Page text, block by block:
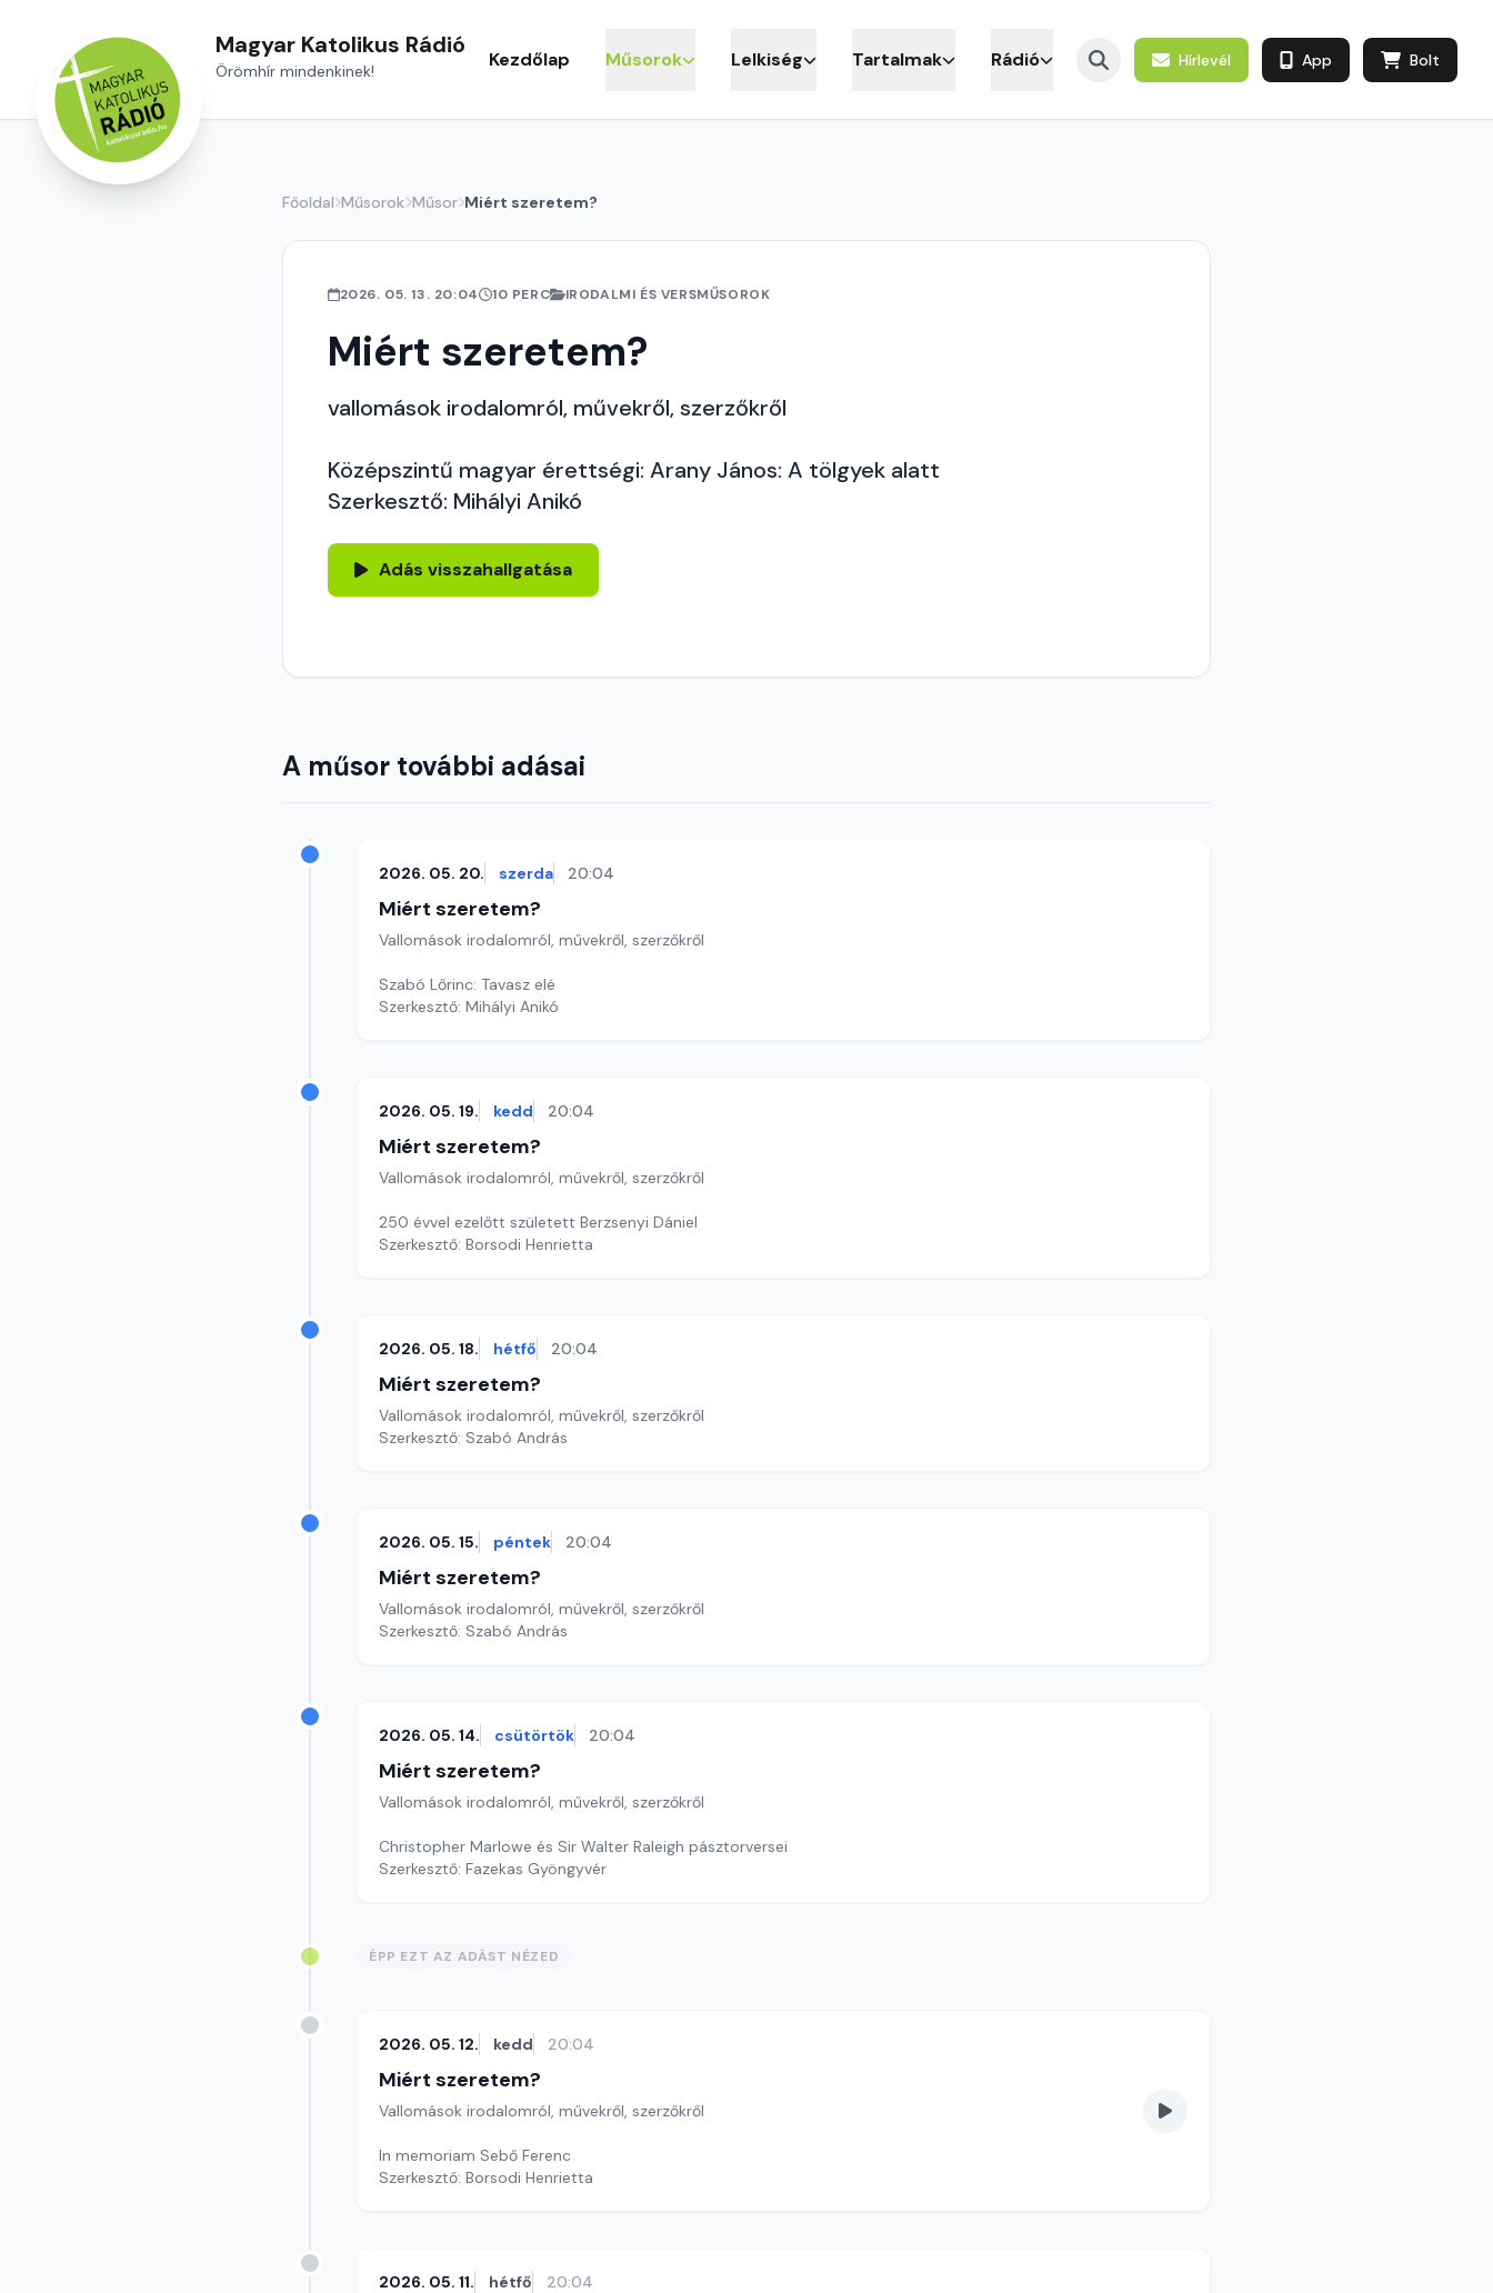
Magyar Katolikus Rádió
Örömhír mindenkinek! Kezdőlap Műsorok Lelkiség Tartalmak Rádió Hírlevél App Bolt
Főoldal Műsorok Műsor Miért szeretem?
2026. 05. 13. 20:04 10 PERC IRODALMI ÉS VERSMŰSOROK
Miért szeretem?
vallomások irodalomról, művekről, szerzőkről
Középszintű magyar érettségi: Arany János: A tölgyek alatt
Szerkesztő: Mihályi Anikó
Adás visszahallgatása
A műsor további adásai
2026. 05. 20. szerda 20:04
Miért szeretem?
Vallomások irodalomról, művekről, szerzőkről
Szabó Lőrinc: Tavasz elé
Szerkesztő: Mihályi Anikó
2026. 05. 19. kedd 20:04
Miért szeretem?
Vallomások irodalomról, művekről, szerzőkről
250 évvel ezelőtt született Berzsenyi Dániel
Szerkesztő: Borsodi Henrietta
2026. 05. 18. hétfő 20:04
Miért szeretem?
Vallomások irodalomról, művekről, szerzőkről
Szerkesztő: Szabó András
2026. 05. 15. péntek 20:04
Miért szeretem?
Vallomások irodalomról, művekről, szerzőkről
Szerkesztő: Szabó András
2026. 05. 14. csütörtök 20:04
Miért szeretem?
Vallomások irodalomról, művekről, szerzőkről
Christopher Marlowe és Sir Walter Raleigh pásztorversei
Szerkesztő: Fazekas Gyöngyvér
ÉPP EZT AZ ADÁST NÉZED
2026. 05. 12. kedd 20:04
Miért szeretem?
Vallomások irodalomról, művekről, szerzőkről
In memoriam Sebő Ferenc
Szerkesztő: Borsodi Henrietta
2026. 05. 11. hétfő 20:04